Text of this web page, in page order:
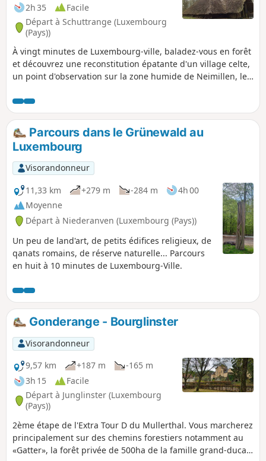
2h 35
Facile
Départ à Schuttrange (Luxembourg
(Pays))
À vingt minutes de Luxembourg-ville, baladez-vous en forêt
et découvrez une reconstitution épatante d'un village celte,
un point d'observation sur la zone humide de Neimillen, le
Parcours dans le Grünewald au
Luxembourg
Visorandonneur
11,33 km
+279 m -284 m
4h 00
Moyenne
Départ à Niederanven (Luxembourg (Pays))
Un peu de land'art, de petits édifices religieux, de
qanats romains, de réserve naturelle... Parcours
en huit à 10 minutes de Luxembourg-Ville.
Gonderange - Bourglinster
Visorandonneur
9,57 km
+187 m
-165 m
3h 15
Facile
Départ à Junglinster (Luxembourg
(Pays))
2ème étape de l'Extra Tour D du Mullerthal. Vous marcherez
principalement sur des chemins forestiers notamment au
«Gatter», la forêt privée de 500ha de la famille grand-ducale